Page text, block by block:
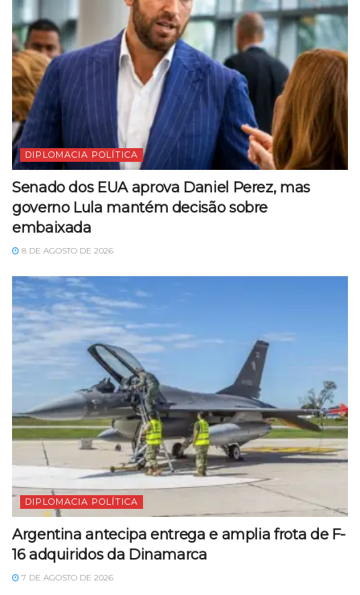
DIPLOMACIA POLÍTICA
Senado dos EUA aprova Daniel Perez, mas
governo Lula mantém decisão sobre
embaixada
8 DE AGOSTO DE 2026
DIPLOMACIA POLÍTICA
Argentina antecipa entrega e amplia frota de F-
16 adquiridos da Dinamarca
7 DE AGOSTO DE 2026